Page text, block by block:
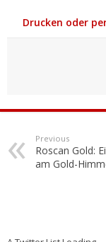
Drucken oder
Previous
Roscan Gold:
am Gold-